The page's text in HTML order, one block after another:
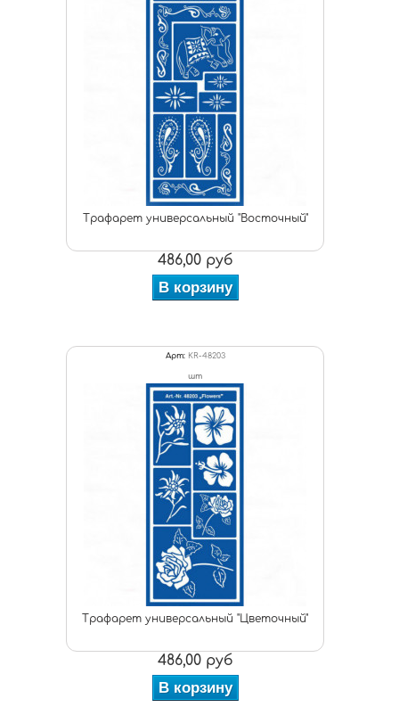
Трафарет универсальный "Восточный"
486,00 руб
В корзину
Арт: KR-48203
шт
Трафарет универсальный "Цветочный"
486,00 руб
В корзину